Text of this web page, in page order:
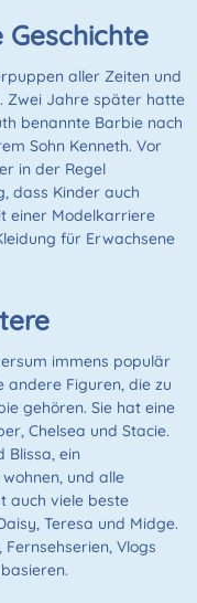
Geschichte
aller Zeiten und
Zwei Jahre später hatte
benannte Barbie nach
Sohn Kenneth. Vor
in der Regel
dass Kinder auch
einer Modelkarriere
für Erwachsene
immens populär
andere Figuren, die zu
gehören. Sie hat eine
Chelsea und Stacie.
Blissa, ein
und alle
auch viele beste
Teresa und Midge.
Vlogs